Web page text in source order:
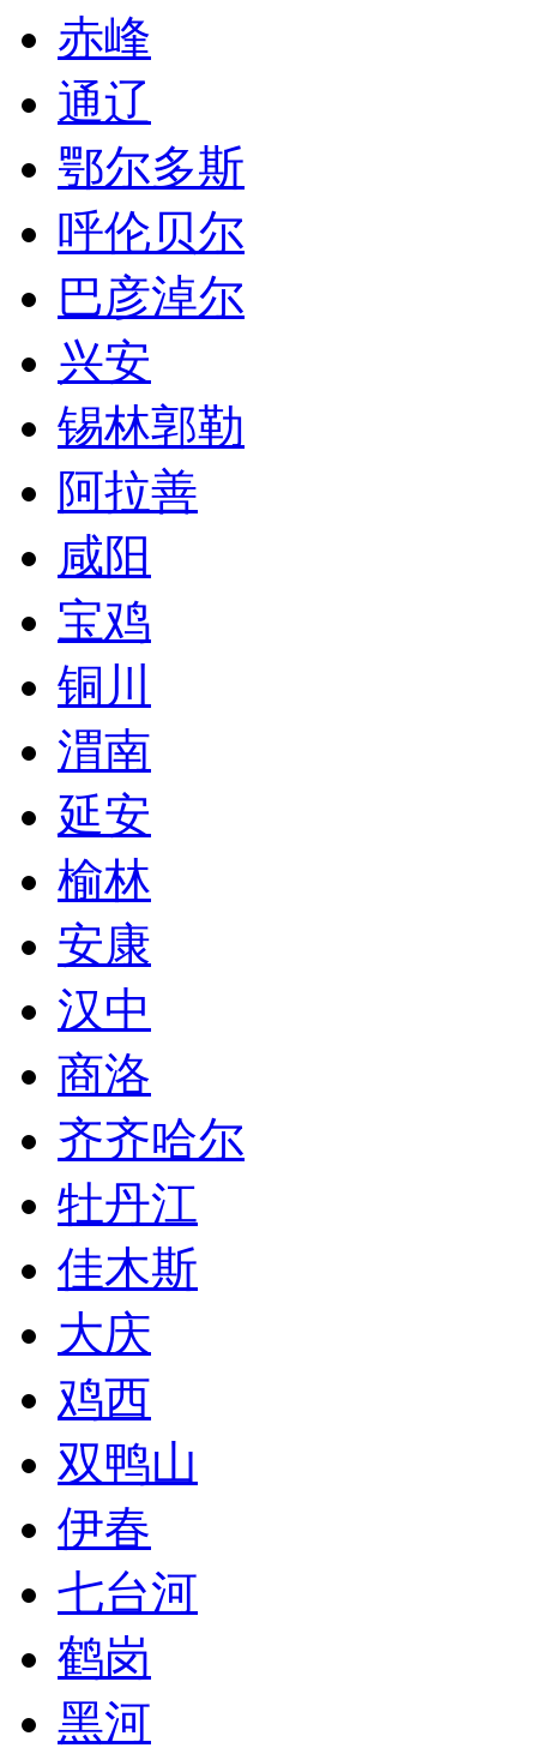
赤峰
通辽
鄂尔多斯
呼伦贝尔
巴彦淖尔
兴安
锡林郭勒
阿拉善
咸阳
宝鸡
铜川
渭南
延安
榆林
安康
汉中
商洛
齐齐哈尔
牡丹江
佳木斯
大庆
鸡西
双鸭山
伊春
七台河
鹤岗
黑河